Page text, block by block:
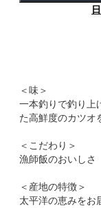
＜味＞
一本釣りで釣り上
た高鮮度のカツオ
＜こだわり＞
漁師飯のおいしさ
＜産地の特徴＞
太平洋の恵みをお